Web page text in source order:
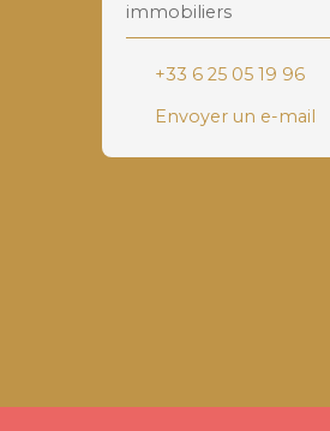
immobiliers
+33 6 25 05 19 96
Envoyer un e-mail